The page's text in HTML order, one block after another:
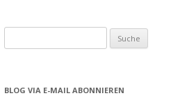
u
h
BLOG VIA E-MAIL ABONNIEREN